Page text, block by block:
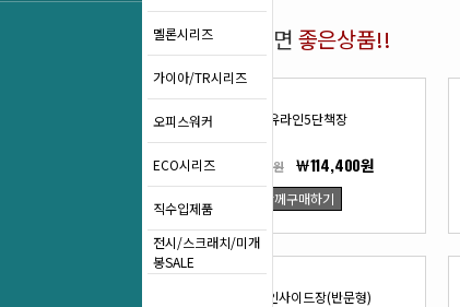
멜론시리즈
가이아/TR시리즈
오피스워커
ECO시리즈
직수입제품
전시/스크래치/미개
봉SALE
함께 구매하면 좋은상품!!
31%
UL-유라인5단책장
￦165,000원 ￦114,400원
함께구매하기
UL-유라인사이드장(반문형)